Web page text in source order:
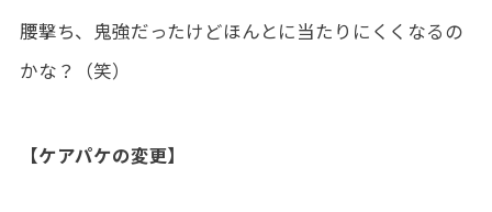
腰撃ち、鬼強だったけどほんとに当たりにくくなるの
かな？（笑）
【ケアパケの変更】